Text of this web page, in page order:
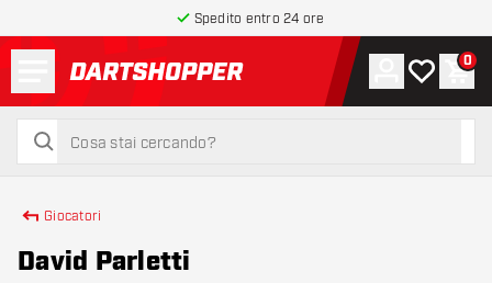
Spedito entro 24 ore
torna alla home page
cerca
cerca
Account
La mia0
Giocatori
David Parletti